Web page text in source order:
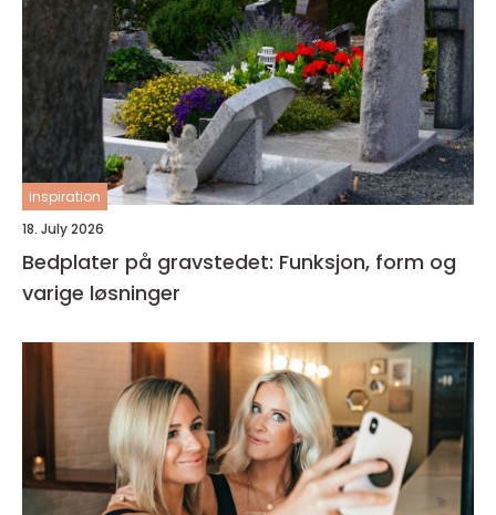
inspiration
18. July 2026
Bedplater på gravstedet: Funksjon, form og
varige løsninger